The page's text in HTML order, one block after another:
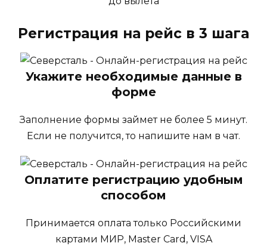
Регистрация на рейс в 3 шага
Укажите необходимые данные в
форме
Заполнение формы займет не более 5 минут.
Если не получится, то напишите нам в чат.
Оплатите регистрацию удобным
способом
Принимается оплата только Российскими
картами МИР, Master Card, VISA